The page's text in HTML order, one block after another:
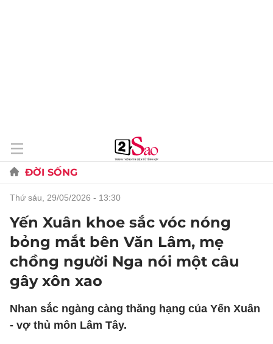
ĐỜI SỐNG
thứ sáu, 29/05/2026 - 13:30
Yến Xuân khoe sắc vóc nóng
bỏng mắt bên Văn Lâm, mẹ
chồng người Nga nói một câu
gây xôn xao
Nhan sắc ngàng càng thăng hạng của Yến Xuân
- vợ thủ môn Lâm Tây.